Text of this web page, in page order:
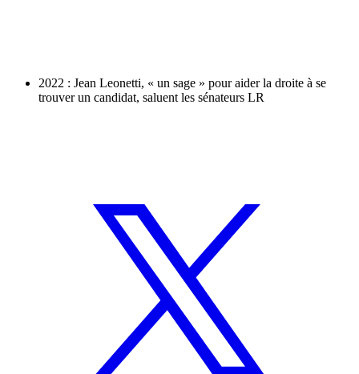
2022 : Jean Leonetti, « un sage » pour aider la droite à se
trouver un candidat, saluent les sénateurs LR